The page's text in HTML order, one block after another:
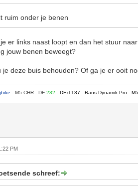
ruim onder je benen
er links naast loopt en dan het stuur
jouw benen beweegt?
je deze buis behouden? Of ga je er ooit
- M5 CHR - DF282- DFxl 137 - Rans Dynamik Pro -
PM
schreef: